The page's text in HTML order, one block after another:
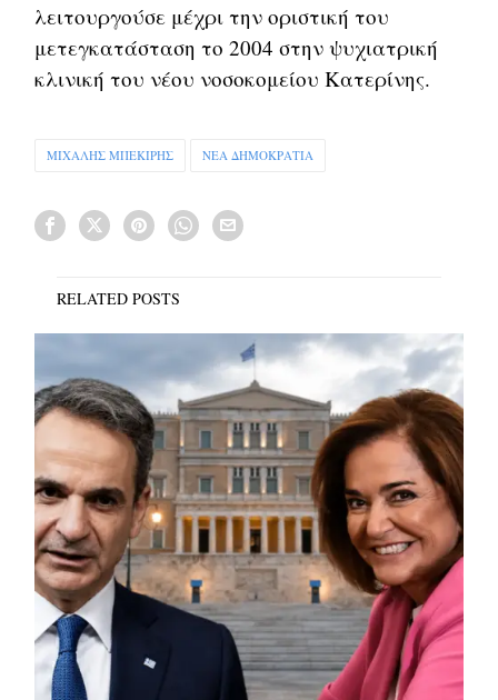
λειτουργούσε μέχρι την οριστική του
μετεγκατάσταση το 2004 στην ψυχιατρική
κλινική του νέου νοσοκομείου Κατερίνης.
ΜΙΧΑΛΗΣ ΜΠΕΚΙΡΗΣ ΝΕΑ ΔΗΜΟΚΡΑΤΙΑ
RELATED POSTS